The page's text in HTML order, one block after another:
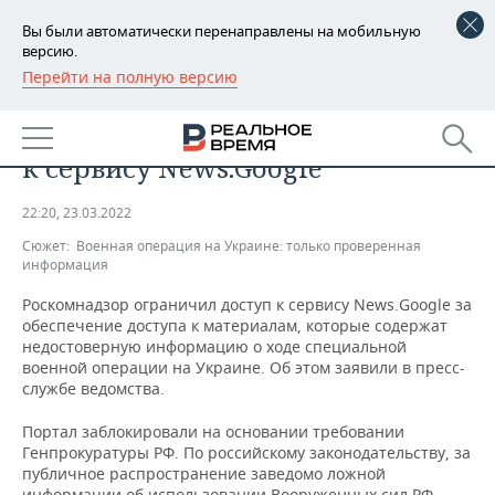
Вы были автоматически перенаправлены на мобильную
версию.
Перейти на полную версию
РЕГИОНЫ
БАШКОРТОСТАН
ТАТАРСТАН
НОВОСТИ
АНАЛИТИКА
КОРОЛИ ГОСЗАКАЗА ПФО
ВУЗЫ ТАТАРСТАНА
КОМУ ПРИНАДЛЕЖАТ
ТОРГОВЫЕ ЦЕНТРЫ
ТАТАРСТАНА
ФИНАНСЫ
БАНКИ
БЮДЖЕТ
ИНВЕСТИЦИИ
НОВОСТИ
ПРОМЫШЛЕННОСТИ
АГРОПРОМ
МАШИНОСТРОЕНИЕ
НЕДВИЖИМОСТЬ
НОВОСТИ НЕДВИЖИМОСТИ
АВТО
НОВОСТИ АВТО
БИЗНЕС
НОВОСТИ БИЗНЕСА
ТЕХНОЛОГИИ
Роскомнадзор ограничил доступ
к сервису News.Google
22:20, 23.03.2022
Сюжет: Военная операция на Украине: только проверенная
информация
Роскомнадзор ограничил доступ к сервису News.Google за
обеспечение доступа к материалам, которые содержат
недостоверную информацию о ходе специальной
военной операции на Украине. Об этом заявили в пресс-
службе ведомства.
Портал заблокировали на основании требовании
Генпрокуратуры РФ. По российскому законодательству, за
публичное распространение заведомо ложной